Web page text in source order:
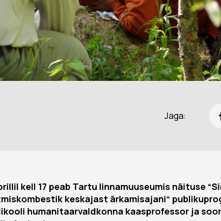
Jaga:
kell 17 peab Tartu linnamuuseumis näituse
keskajast ärkamisajani“
humanitaarvaldkonna kaasprofessor ja